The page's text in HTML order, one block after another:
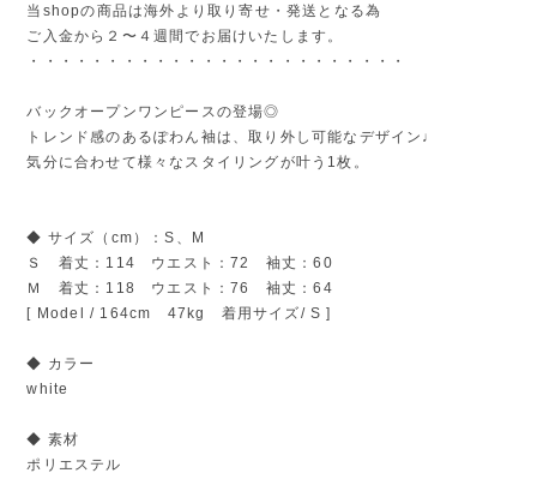
当shopの商品は海外より取り寄せ・発送となる為
ご入金から２〜４週間でお届けいたします。
・・・・・・・・・・・・・・・・・・・・・・・・
バックオープンワンピースの登場◎
トレンド感のあるぽわん袖は、取り外し可能なデザイン♩
気分に合わせて様々なスタイリングが叶う1枚。
◆ サイズ（cm）：S、M
Ｓ 着丈：114 ウエスト：72 袖丈：60
Ｍ 着丈：118 ウエスト：76 袖丈：64
[ Model / 164cm 47kg 着用サイズ/ S ]
◆ カラー
white
◆ 素材
ポリエステル